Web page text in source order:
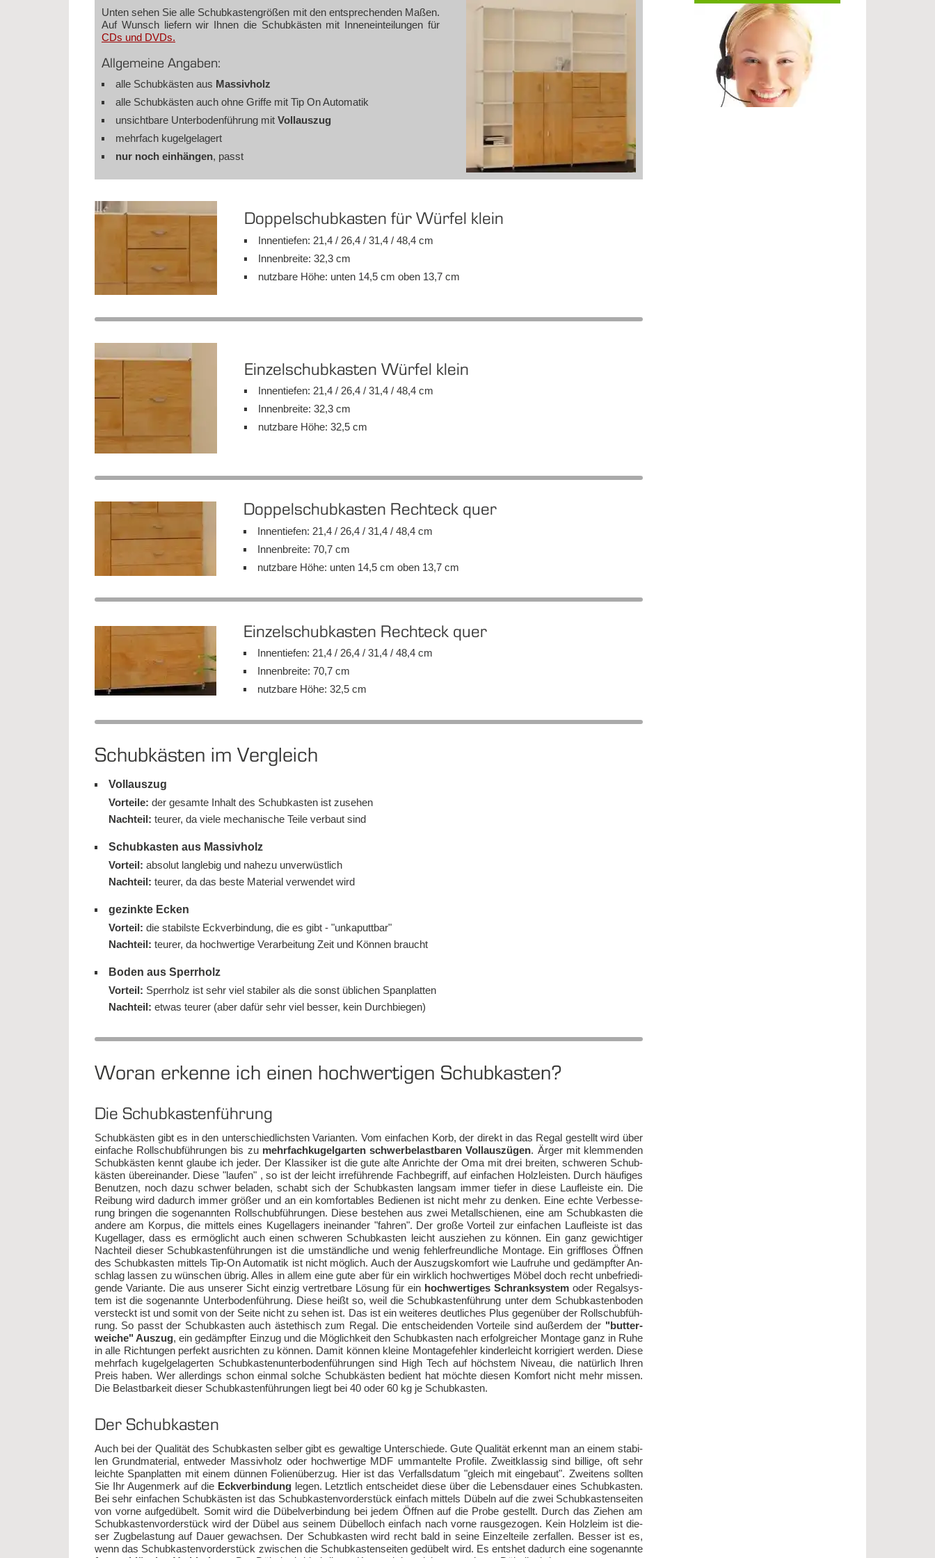
Un­ten se­hen Sie al­le Schub­kas­ten­grö­ßen mit den ent­spre­chen­den Ma­ßen.
Auf Wunsch lie­fern wir Ih­nen die Schub­käs­ten mit In­nen­ein­tei­lun­gen für
CDs und DVDs.
All­ge­mei­ne An­ga­ben:
al­le Schub­käs­ten aus Mas­siv­holz
al­le Schub­käs­ten auch oh­ne Grif­fe mit Tip On Au­to­ma­tik
un­sicht­ba­re Un­ter­bo­den­füh­rung mit Vol­l­aus­zug
mehr­fach ku­gel­ge­la­gert
nur noch ein­hän­gen, passt
Dop­pel­schub­kas­ten für Wür­fel klein
In­nen­tie­fen: 21,4 / 26,4 / 31,4 / 48,4 cm
In­nen­brei­te: 32,3 cm
nutz­ba­re Hö­he: un­ten 14,5 cm oben 13,7 cm
Ein­zel­schub­kas­ten Wür­fel klein
In­nen­tie­fen: 21,4 / 26,4 / 31,4 / 48,4 cm
In­nen­brei­te: 32,3 cm
nutz­ba­re Hö­he: 32,5 cm
Dop­pel­schub­kas­ten Recht­eck quer
In­nen­tie­fen: 21,4 / 26,4 / 31,4 / 48,4 cm
In­nen­brei­te: 70,7 cm
nutz­ba­re Hö­he: un­ten 14,5 cm oben 13,7 cm
Ein­zel­schub­kas­ten Recht­eck quer
In­nen­tie­fen: 21,4 / 26,4 / 31,4 / 48,4 cm
In­nen­brei­te: 70,7 cm
nutz­ba­re Hö­he: 32,5 cm
Schub­käs­ten im Ver­gleich
Vollauszug
Vor­tei­le: der ge­sam­te In­halt des Schub­kas­ten ist zu­se­hen
Nach­teil: teu­rer, da vie­le me­cha­ni­sche Tei­le ver­baut sind
Schubkasten aus Massivholz
Vor­teil: ab­so­lut lang­le­big und na­he­zu un­ver­wüst­lich
Nach­teil: teu­rer, da das bes­te Ma­te­ri­al ver­wen­det wird
gezinkte Ecken
Vor­teil: die sta­bils­te Eck­ver­bin­dung, die es gibt - "un­ka­putt­bar"
Nach­teil: teu­rer, da hoch­wer­ti­ge Ver­ar­bei­tung Zeit und Kön­nen braucht
Boden aus Sperrholz
Vor­teil: Sperr­holz ist sehr viel sta­bi­ler als die sonst üb­li­chen Span­plat­ten
Nach­teil: et­was teu­rer (a­ber da­für sehr viel bes­ser, kein Durch­bie­gen)
Woran er­ken­ne ich einen hoch­wer­ti­gen Schub­kas­ten?
Die Schub­kas­ten­füh­rung
Schub­käs­ten gibt es in den un­ter­schied­lichs­ten Va­ri­an­ten. Vom ein­fa­chen Korb, der di­rekt in das Re­gal ge­stellt wird über
ein­fa­che Roll­schub­füh­run­gen bis zu mehr­fach­ku­gel­gar­ten schwer­be­last­ba­ren Vol­l­aus­zü­gen. Är­ger mit klem­men­den
Schub­käs­ten kennt glau­be ich je­der. Der Klas­si­ker ist die gu­te al­te An­rich­te der Oma mit drei brei­ten, schwe­ren Schub­
käs­ten über­ein­an­der. Die­se "lau­fen" , so ist der leicht ir­re­füh­ren­de Fach­be­griff, auf ein­fa­chen Holz­leis­ten. Durch häu­fi­ges
Be­nut­zen, noch da­zu schwer be­la­den, schabt sich der Schub­kas­ten lang­sam im­mer tiefer in die­se Lauf­leis­te ein. Die
Rei­bung wird da­durch im­mer grö­ßer und an ein kom­for­ta­bles Be­die­nen ist nicht mehr zu den­ken. Ei­ne ech­te Ver­bes­se­
rung brin­gen die so­ge­nann­ten Roll­schub­füh­run­gen. Die­se be­ste­hen aus zwei Me­tall­schie­nen, ei­ne am Schub­kas­ten die
an­de­re am Kor­pus, die mit­tels ei­nes Ku­gel­la­gers in­ein­an­der "fah­ren". Der große Vor­teil zur ein­fa­chen Lauf­leis­te ist das
Ku­gel­la­ger, dass es er­mög­licht auch ei­nen schwe­ren Schub­kas­ten leicht aus­zie­hen zu kön­nen. Ein ganz ge­wich­ti­ger
Nach­teil die­ser Schub­kas­ten­füh­run­gen ist die um­ständ­li­che und we­nig feh­ler­freund­li­che Mon­ta­ge. Ein grifflo­ses Öff­nen
des Schub­kas­ten mit­tels Tip-On Au­to­ma­tik ist nicht mög­lich. Auch der Aus­zugs­kom­fort wie Laufru­he und ge­dämpf­ter An­
schlag las­sen zu wün­schen üb­rig. Al­les in al­lem ei­ne gu­te aber für ein wirk­lich hoch­wer­ti­ges Mö­bel doch recht un­be­frie­di­
gen­de Va­ri­an­te. Die aus un­se­rer Sicht ein­zig ver­tret­ba­re Lö­sung für ein hoch­wer­ti­ges Schrank­sys­tem oder Re­gal­sys­
tem ist die so­ge­nann­te Un­ter­bo­den­füh­rung. Die­se heißt so, weil die Schub­kas­ten­füh­rung un­ter dem Schub­kas­ten­bo­den
ver­steckt ist und so­mit von der Sei­te nicht zu se­hen ist. Das ist ein wei­te­res deut­li­ches Plus ge­gen­über der Roll­schub­füh­
rung. So passt der Schub­kas­ten auch äs­te­thisch zum Re­gal. Die ent­schei­den­den Vor­tei­le sind au­ßer­dem der "but­ter­
wei­che" Aus­zug, ein ge­dämpf­ter Ein­zug und die Mög­lich­keit den Schub­kas­ten nach er­folg­rei­cher Mon­ta­ge ganz in Ru­he
in al­le Rich­tun­gen per­fekt aus­rich­ten zu kön­nen. Da­mit kön­nen klei­ne Mon­ta­ge­feh­ler kin­der­leicht kor­ri­giert wer­den. Die­se
mehr­fach ku­gel­ge­la­ger­ten Schub­kas­ten­un­ter­bo­den­füh­run­gen sind High Tech auf höchs­tem Ni­veau, die na­tür­lich Ihren
Preis ha­ben. Wer al­ler­dings schon ein­mal sol­che Schub­käs­ten be­dient hat möch­te die­sen Kom­fort nicht mehr miss­en.
Die Be­last­bar­keit die­ser Schub­kas­ten­füh­run­gen liegt bei 40 oder 60 kg je Schub­kas­ten.
Der Schub­kas­ten
Auch bei der Qua­li­tät des Schub­kas­ten sel­ber gibt es ge­wal­ti­ge Un­ter­schie­de. Gu­te Qua­li­tät er­kennt man an ei­nem sta­bi­
len Grund­ma­te­ri­al, ent­we­der Mas­siv­holz oder hoch­wer­ti­ge MDF um­man­tel­te Pro­fi­le. Zweit­klas­sig sind bil­li­ge, oft sehr
leich­te Span­plat­ten mit ei­nem dün­nen Fo­li­en­über­zug. Hier ist das Ver­falls­da­tum "gleich mit ein­ge­baut". Zwei­tens soll­ten
Sie Ihr Au­gen­merk auf die Eck­ver­bin­dung le­gen. Letzt­lich ent­schei­det die­se über die Le­bens­dau­er ei­nes Schub­kas­ten.
Bei sehr ein­fa­chen Schub­käs­ten ist das Schub­kas­ten­vor­der­stück ein­fach mit­tels Dü­beln auf die zwei Schub­kas­ten­sei­ten
von vor­ne auf­ge­dü­belt. So­mit wird die Dü­bel­ver­bin­dung bei je­dem Öff­nen auf die Pro­be ge­stellt. Durch das Zie­hen am
Schub­kas­ten­vor­der­stück wird der Dü­bel aus sei­nem Dü­bel­loch ein­fach nach vor­ne raus­ge­zo­gen. Kein Holz­leim ist die­
ser Zug­be­las­tung auf Dau­er ge­wach­sen. Der Schub­kas­ten wird recht bald in sei­ne Ein­zel­tei­le zer­fal­len. Bes­ser ist es,
wenn das Schub­kas­ten­vor­der­stück zwi­schen die Schub­kas­ten­sei­ten ge­dü­belt wird. Es ents­het da­durch ei­ne so­ge­nann­te